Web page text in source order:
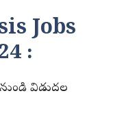
Jobs
:
విడుదల